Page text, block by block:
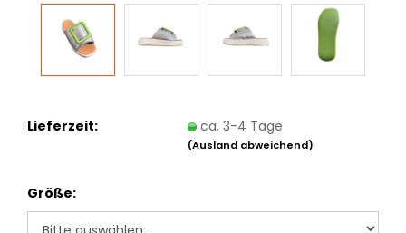
Lieferzeit: ca. 3-4 Tage
(Ausland abweichend)
Größe: